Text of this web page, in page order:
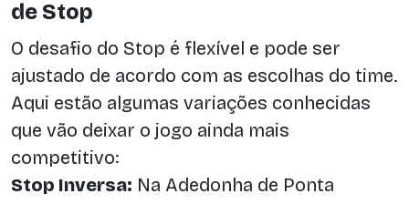
de Stop
O desafio do Stop é flexível e pode ser
ajustado de acordo com as escolhas do time.
Aqui estão algumas variações conhecidas
que vão deixar o jogo ainda mais
competitivo:
Stop Inversa: Na Adedonha de Ponta